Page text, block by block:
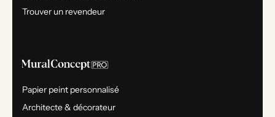
Trouver un revendeur
Papier peint personnalisé
Architecte & décorateur